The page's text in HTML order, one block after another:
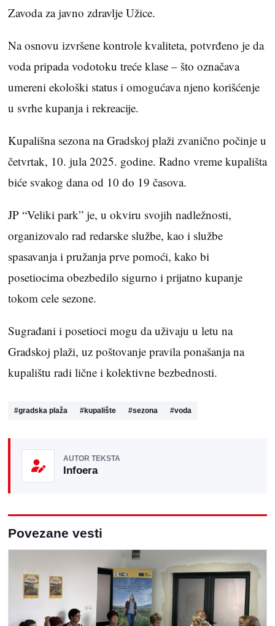
Zavoda za javno zdravlje Užice.
Na osnovu izvršene kontrole kvaliteta, potvrđeno je da
voda pripada vodotoku treće klase – što označava
umereni ekološki status i omogućava njeno korišćenje
u svrhe kupanja i rekreacije.
Kupališna sezona na Gradskoj plaži zvanično počinje u
četvrtak, 10. jula 2025. godine. Radno vreme kupališta
biće svakog dana od 10 do 19 časova.
JP “Veliki park” je, u okviru svojih nadležnosti,
organizovalo rad redarske službe, kao i službe
spasavanja i pružanja prve pomoći, kako bi
posetiocima obezbedilo sigurno i prijatno kupanje
tokom cele sezone.
Sugrađani i posetioci mogu da uživaju u letu na
Gradskoj plaži, uz poštovanje pravila ponašanja na
kupalištu radi lične i kolektivne bezbednosti.
#gradska plaža #kupalište #sezona #voda
AUTOR TEKSTA
Infoera
Povezane vesti